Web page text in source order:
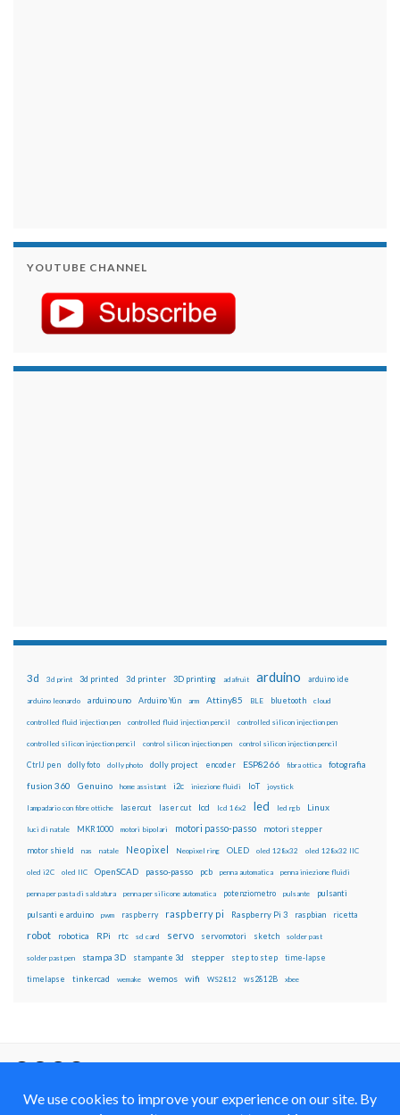
YOUTUBE CHANNEL
3d 3d print 3d printed 3d printer 3D printing adafruit arduino arduino ide
arduino leonardo arduino uno Arduino Yún arm Attiny85 BLE bluetooth cloud
controlled fluid injection pen controlled fluid injection pencil controlled silicon injection pen
controlled silicon injection pencil control silicon injection pen control silicon injection pencil
CtrlJ pen dolly foto dolly photo dolly project encoder ESP8266 fibra ottica fotografia
fusion 360 Genuino home assistant i2c iniezione fluidi IoT joystick
lampadario con fibre ottiche lasercut laser cut lcd lcd 16x2 led led rgb Linux
luci di natale MKR1000 motori bipolari motori passo-passo motori stepper
motor shield nas natale Neopixel Neopixel ring OLED oled 128x32 oled 128x32 IIC
oled i2C oled IIC OpenSCAD passo-passo pcb penna automatica penna iniezione fluidi
penna per pasta di saldatura penna per silicone automatica potenziometro pulsante pulsanti
pulsanti e arduino pwm raspberry raspberry pi Raspberry Pi 3 raspbian ricetta
robot robotica RPi rtc sd card servo servomotori sketch solder past
solder past pen stampa 3D stampante 3d stepper step to step time-lapse
timelapse tinkercad wemake wemos wifi WS2812 ws2812B xbee